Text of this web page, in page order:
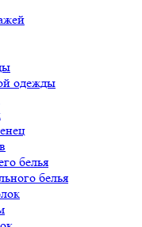
одежды
белья
белья